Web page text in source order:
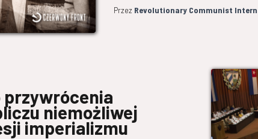
Przez Revolutionary Communist
przywrócenia
niemożliwej
imperializmu